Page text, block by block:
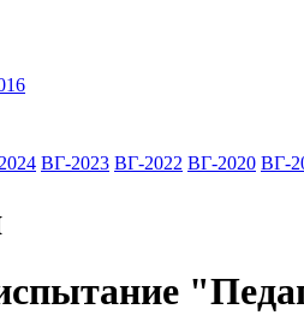
ВГ-2023 ВГ-2022 ВГ-2020 ВГ-